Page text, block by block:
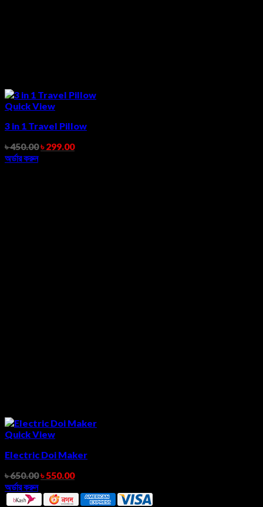
Quick View
3 in 1 Travel Pillow
৳450.00৳299.00
অর্ডার করুন
Quick View
Electric Doi Maker
৳650.00৳550.00
অর্ডার করুন